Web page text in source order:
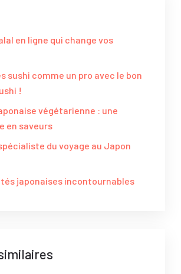
en ligne qui change vos
sushi comme un pro avec le bon
!
végétarienne : une
en saveurs
du voyage au Japon
japonaises incontournables